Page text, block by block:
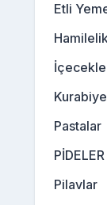
Etli
Pastalar
PİDELER
Pilavlar